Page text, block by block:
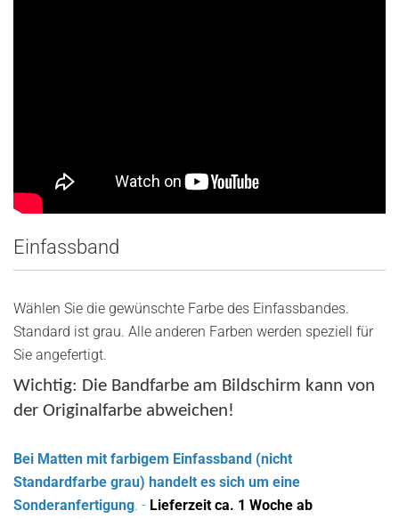
Einfassband
Wählen Sie die gewünschte Farbe des Einfassbandes.
Standard ist grau. Alle anderen Farben werden speziell für
Sie angefertigt.
Wichtig: Die Bandfarbe am Bildschirm kann von
der Originalfarbe abweichen!
Bei Matten mit farbigem Einfassband (nicht
Standardfarbe grau) handelt es sich um eine
Sonderanfertigung. - Lieferzeit ca. 1 Woche ab